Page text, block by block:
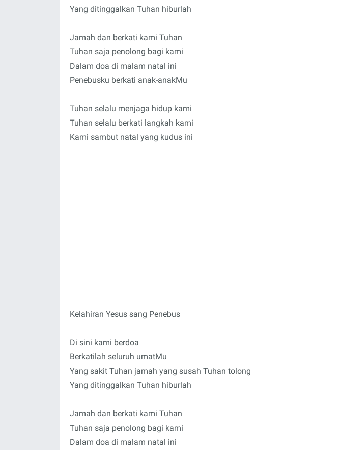
Yang ditinggalkan Tuhan hiburlah
Jamah dan berkati kami Tuhan
Tuhan saja penolong bagi kami
Dalam doa di malam natal ini
Penebusku berkati anak-anakMu
Tuhan selalu menjaga hidup kami
Tuhan selalu berkati langkah kami
Kami sambut natal yang kudus ini
Kelahiran Yesus sang Penebus
Di sini kami berdoa
Berkatilah seluruh umatMu
Yang sakit Tuhan jamah yang susah Tuhan tolong
Yang ditinggalkan Tuhan hiburlah
Jamah dan berkati kami Tuhan
Tuhan saja penolong bagi kami
Dalam doa di malam natal ini